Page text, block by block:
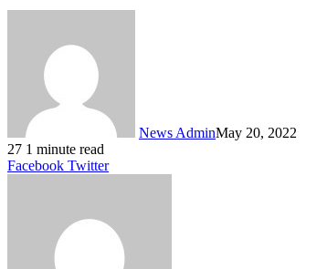
News AdminMay 20, 2022
27 1 minute read
Facebook TwitterLinkedIn
Tumblr
Pinterest
Reddit
VKontakte
Share
Print